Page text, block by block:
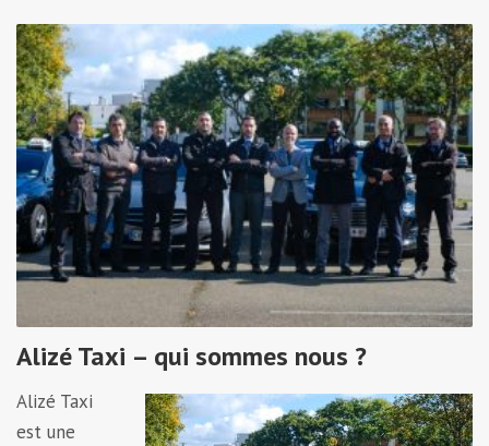
Alizé Taxi – qui sommes nous ?
Alizé Taxi
est une